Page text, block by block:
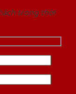
trong thời